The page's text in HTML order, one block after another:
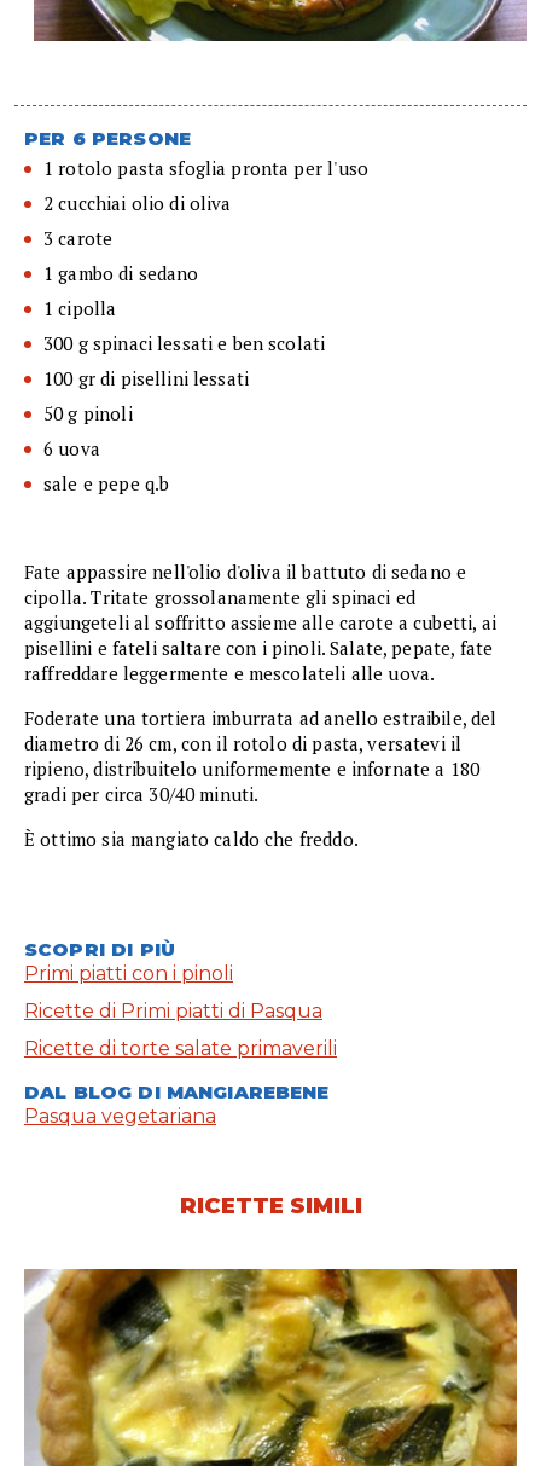
PER 6 PERSONE
1 rotolo pasta sfoglia pronta per l'uso
2 cucchiai olio di oliva
3 carote
1 gambo di sedano
1 cipolla
300 g spinaci lessati e ben scolati
100 gr di pisellini lessati
50 g pinoli
6 uova
sale e pepe q.b
Fate appassire nell'olio d'oliva il battuto di sedano e
cipolla. Tritate grossolanamente gli spinaci ed
aggiungeteli al soffritto assieme alle carote a cubetti, ai
pisellini e fateli saltare con i pinoli. Salate, pepate, fate
raffreddare leggermente e mescolateli alle uova.
Foderate una tortiera imburrata ad anello estraibile, del
diametro di 26 cm, con il rotolo di pasta, versatevi il
ripieno, distribuitelo uniformemente e infornate a 180
gradi per circa 30/40 minuti.
È ottimo sia mangiato caldo che freddo.
SCOPRI DI PIÙ
Primi piatti con i pinoli
Ricette di Primi piatti di Pasqua
Ricette di torte salate primaverili
DAL BLOG DI MANGIAREBENE
Pasqua vegetariana
RICETTE SIMILI